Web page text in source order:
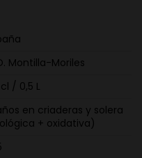
Montilla-Moriles
/ 0,5 L
en criaderas y solera
+ oxidativa)